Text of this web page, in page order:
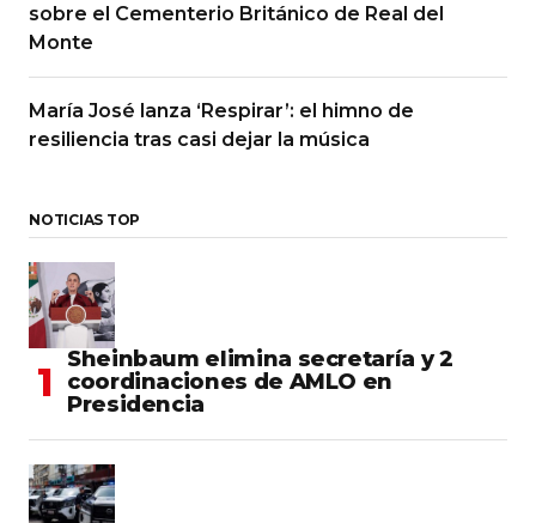
sobre el Cementerio Británico de Real del
Monte
María José lanza ‘Respirar’: el himno de
resiliencia tras casi dejar la música
NOTICIAS TOP
Sheinbaum elimina secretaría y 2
coordinaciones de AMLO en
Presidencia